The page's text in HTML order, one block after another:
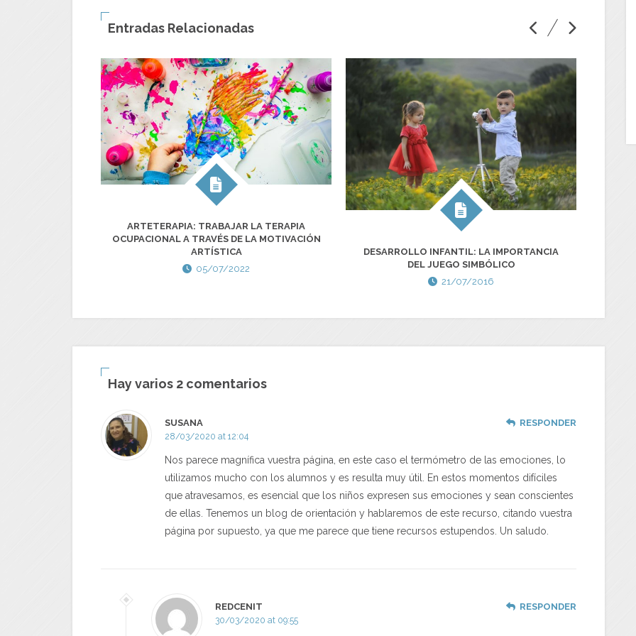
Entradas Relacionadas
ARTETERAPIA: TRABAJAR LA TERAPIA
OCUPACIONAL A TRAVÉS DE LA MOTIVACIÓN
ARTÍSTICA
05/07/2022
DESARROLLO INFANTIL: LA IMPORTANCIA
DEL JUEGO SIMBÓLICO
21/07/2016
Hay varios 2 comentarios
SUSANA
28/03/2020 at 12:04
Nos parece magnífica vuestra página, en este caso el termómetro de las emociones, lo
utilizamos mucho con los alumnos y es resulta muy útil. En estos momentos difíciles
que atravesamos, es esencial que los niños expresen sus emociones y sean conscientes
de ellas. Tenemos un blog de orientación y hablaremos de este recurso, citando vuestra
página por supuesto, ya que me parece que tiene recursos estupendos. Un saludo.
RESPONDER
REDCENIT
30/03/2020 at 09:55
RESPONDER